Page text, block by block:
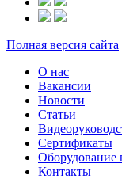
Полная версия сайта
О нас
Вакансии
Новости
Статьи
Сертификаты
Оборудование
Контакты